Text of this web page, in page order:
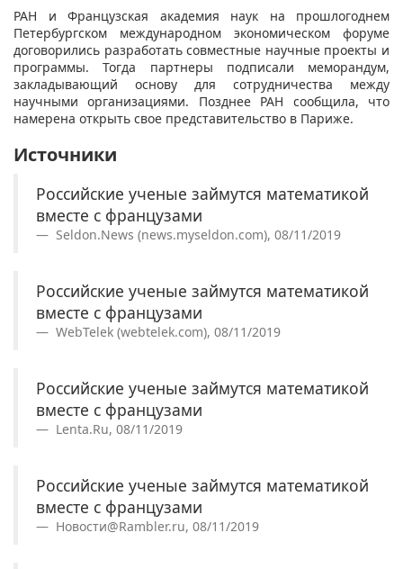
РАН и Французская академия наук на прошлогоднем
Петербургском международном экономическом форуме
договорились разработать совместные научные проекты и
программы. Тогда партнеры подписали меморандум,
закладывающий основу для сотрудничества между
научными организациями. Позднее РАН сообщила, что
намерена открыть свое представительство в Париже.
Источники
Российские ученые займутся математикой
вместе с французами
Seldon.News (news.myseldon.com), 08/11/2019
Российские ученые займутся математикой
вместе с французами
WebTelek (webtelek.com), 08/11/2019
Российские ученые займутся математикой
вместе с французами
Lenta.Ru, 08/11/2019
Российские ученые займутся математикой
вместе с французами
Новости@Rambler.ru, 08/11/2019